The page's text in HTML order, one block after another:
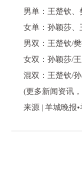
男单：王楚钦、
女单：孙颖莎、
男双：王楚钦/
女双：孙颖莎/
混双：王楚钦/
(更多新闻资讯
来源 | 羊城晚报